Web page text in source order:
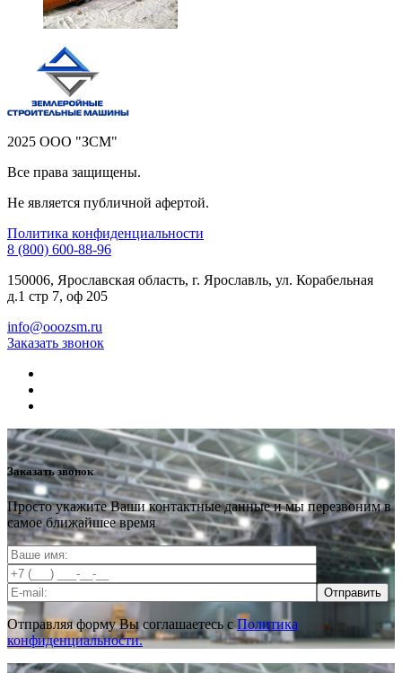
2025 ООО "ЗСМ"
Все права защищены.
Не является публичной афертой.
Политика конфиденциальности
8 (800) 600-88-96
150006, Ярославская область, г. Ярославль, ул. Корабельная
д.1 стр 7, оф 205
info@ooozsm.ru
Заказать звонок
Заказать звонок
Просто укажите Ваши контактные данные и мы перезвоним в
самое ближайшее время
Отправить
Отправляя форму Вы соглашаетесь с Политика
конфиденциальности.